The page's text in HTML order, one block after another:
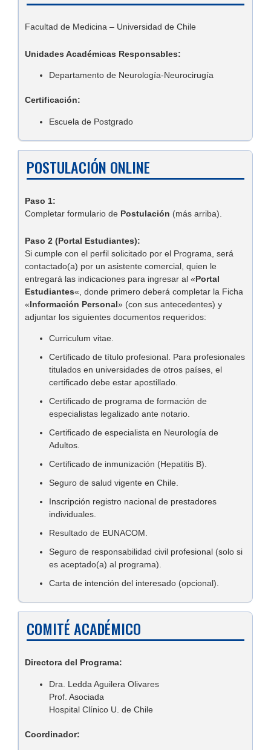
Facultad de Medicina – Universidad de Chile
Unidades Académicas Responsables:
Departamento de Neurología-Neurocirugía
Certificación:
Escuela de Postgrado
POSTULACIÓN ONLINE
Paso 1:
Completar formulario de Postulación (más arriba).
Paso 2 (Portal Estudiantes):
Si cumple con el perfil solicitado por el Programa, será
contactado(a) por un asistente comercial, quien le
entregará las indicaciones para ingresar al «Portal
Estudiantes«, donde primero deberá completar la Ficha
«Información Personal» (con sus antecedentes) y
adjuntar los siguientes documentos requeridos:
Curriculum vitae.
Certificado de título profesional. Para profesionales
titulados en universidades de otros países, el
certificado debe estar apostillado.
Certificado de programa de formación de
especialistas legalizado ante notario.
Certificado de especialista en Neurología de
Adultos.
Certificado de inmunización (Hepatitis B).
Seguro de salud vigente en Chile.
Inscripción registro nacional de prestadores
individuales.
Resultado de EUNACOM.
Seguro de responsabilidad civil profesional (solo si
es aceptado(a) al programa).
Carta de intención del interesado (opcional).
COMITÉ ACADÉMICO
Directora del Programa:
Dra. Ledda Aguilera Olivares
Prof. Asociada
Hospital Clínico U. de Chile
Coordinador: